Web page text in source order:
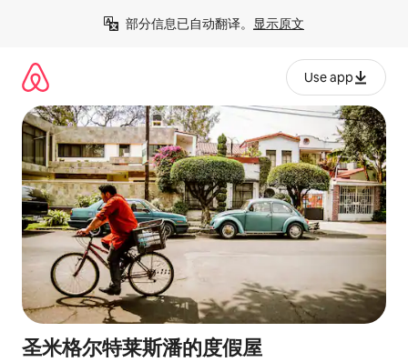
部分信息已自动翻译。 显示原文
Use app
圣米格尔特莱斯潘的度假屋